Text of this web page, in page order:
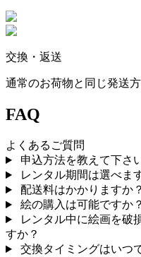
交換・返送
通常のお荷物と同じ発送
FAQ
よくあるご質問
申込方法を教えて下さ
レンタル期間は選べま
配送料はかかりますか？
絵の購入は可能ですか？
レンタル中に絵画を破
すか？
交換タイミングはいつ